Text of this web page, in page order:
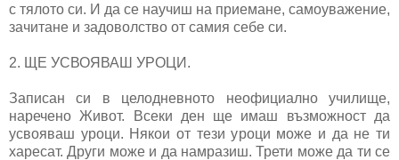
с тялото си. И да се научиш на приемане, самоуважение,
зачитане и задоволство от самия себе си.
2. ЩЕ УСВОЯВАШ УРОЦИ.
Записан си в целодневното неофициално училище,
наречено Живот. Всеки ден ще имаш възможност да
усвояваш уроци. Някои от тези уроци може и да не ти
харесат. Други може и да намразиш. Трети може да ти се